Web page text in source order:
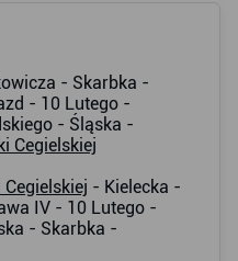
- Skarbka -
- 10 Lutego -
- Śląska -
Cegielskiej
Cegielskiej - Kielecka -
IV - 10 Lutego -
- Skarbka -